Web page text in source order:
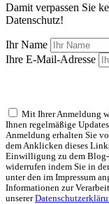
Damit verpassen Sie
Datenschutz!
Ihr Name
Ihre E-Mail-Adresse
Mit Ihrer Anmeldung
Ihnen regelmäßige
Anmeldung erhalten Sie
dem Anklicken dieses
Einwilligung zu dem
widerrufen indem Sie in
unter den im Impressum
Informationen zur
unserer